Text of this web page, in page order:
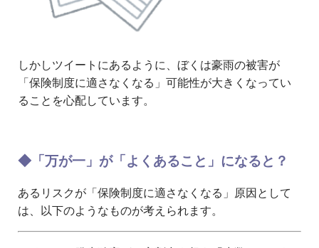
しかしツイートにあるように、ぼくは豪雨の被害が
「保険制度に適さなくなる」可能性が大きくなってい
ることを心配しています。
◆「万が一」が「よくあること」になると？
あるリスクが「保険制度に適さなくなる」原因として
は、以下のようなものが考えられます。